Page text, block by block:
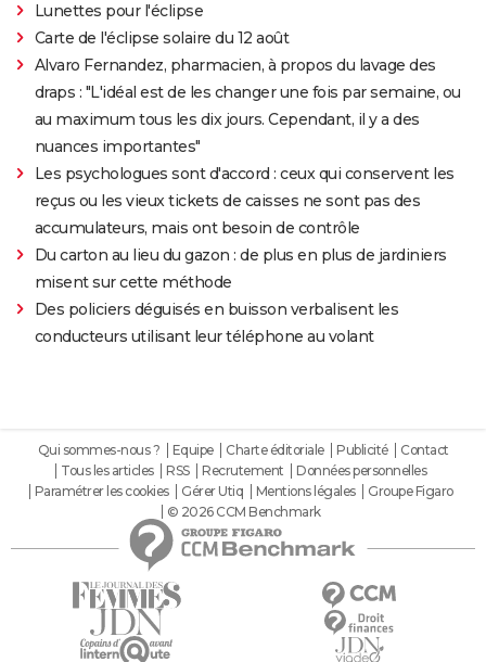
Lunettes pour l'éclipse
Carte de l'éclipse solaire du 12 août
Alvaro Fernandez, pharmacien, à propos du lavage des
draps : "L'idéal est de les changer une fois par semaine, ou
au maximum tous les dix jours. Cependant, il y a des
nuances importantes"
Les psychologues sont d'accord : ceux qui conservent les
reçus ou les vieux tickets de caisses ne sont pas des
accumulateurs, mais ont besoin de contrôle
Du carton au lieu du gazon : de plus en plus de jardiniers
misent sur cette méthode
Des policiers déguisés en buisson verbalisent les
conducteurs utilisant leur téléphone au volant
Qui sommes-nous ? Equipe Charte éditoriale Publicité
Contact
Tous les articles
RSS Recrutement
Données personnelles
Paramétrer les cookies
Gérer Utiq Mentions légales
Groupe Figaro
© 2026 CCM Benchmark